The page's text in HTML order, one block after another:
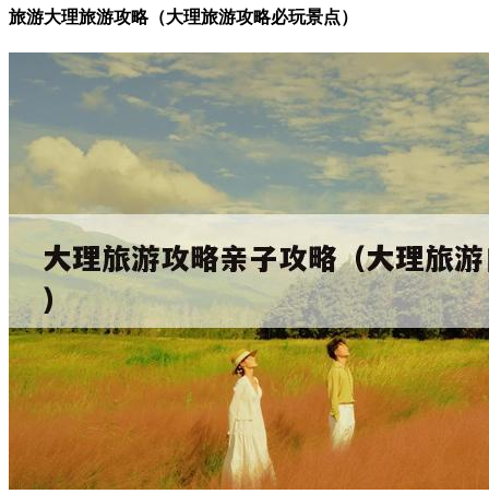
旅游大理旅游攻略（大理旅游攻略必玩景点）